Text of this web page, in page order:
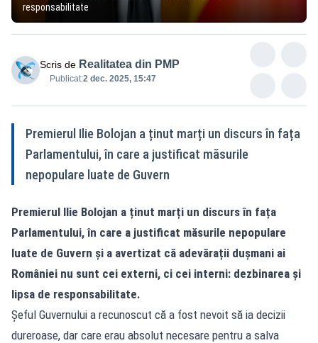
responsabilitate
Scris de Realitatea din PMP
Publicat:2 dec. 2025, 15:47
Premierul Ilie Bolojan a ținut marți un discurs în fața
Parlamentului, în care a justificat măsurile
nepopulare luate de Guvern
Premierul Ilie Bolojan a ținut marți un discurs în fața
Parlamentului, în care a justificat măsurile nepopulare
luate de Guvern și a avertizat că adevărații dușmani ai
României nu sunt cei externi, ci cei interni: dezbinarea și
lipsa de responsabilitate.
Șeful Guvernului a recunoscut că a fost nevoit să ia decizii
dureroase, dar care erau absolut necesare pentru a salva